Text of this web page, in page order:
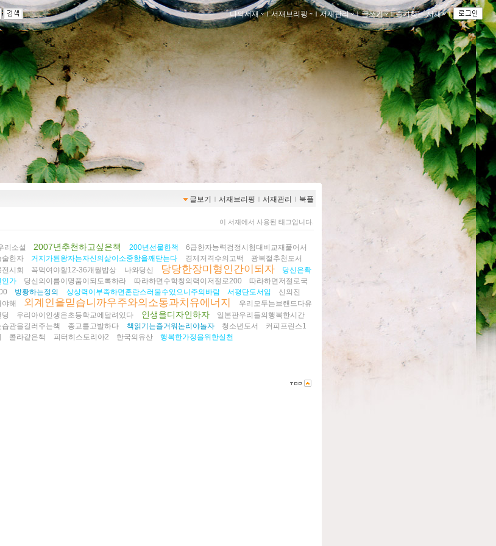
나의서재 ｌ서재브리핑 ｌ서재관리 ｌ글쓰기 ｌ즐겨찾는 서재 ｌ
글보기 ｌ 서재브리핑 ｌ 서재관리 ｌ 북플
이 서재에서 사용된 태그입니다.
리소설 2007년추천하고싶은책 200년선물한책
6급한자능력검정시험대비교재풀어서
술한자
거지가된왕자는자신의삶이소중함을깨닫는다 경제저격수의고백
광복절추천도서
시회
꼭먹여야할12-36개월밥상 나와당신 당당한장미형인간이되자
당신은확
인가
당신의이름이명품이되도록하라 따라하면수학창의력이저절로200
따라하면저절로국
방황하는정의 상상력이부족하면혼란스러울수있으니주의바람 서평단도서임
신의진
해
외계인을믿습니까우주와의소통과치유에너지
우리모두는브랜드다유
우리아이인생은초등학교에달려있다 인생을디자인하자
일본판우리들의행복한시간
습관을길러주는책
종교를고발하다 책읽기는즐거워논리야놀자 청소년도서
커피프린스1
콜라같은책 피터히스토리아2 한국의유산 행복한가정을위한실천